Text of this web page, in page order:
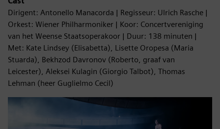
Dirigent: Antonello Manacorda | Regisseur: Ulrich Rasche |
Orkest: Wiener Philharmoniker | Koor: Concertvereniging
van het Weense Staatsoperakoor | Duur: 138 minuten |
Met: Kate Lindsey (Elisabetta), Lisette Oropesa (Maria
Stuarda), Bekhzod Davronov (Roberto, graaf van
Leicester), Aleksei Kulagin (Giorgio Talbot), Thomas
Lehman (heer Guglielmo Cecil)